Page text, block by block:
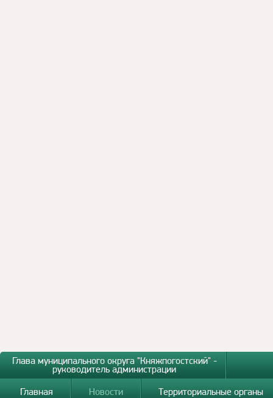
Глава муниципального округа "Княжпогостский" -
руководитель администрации
Главная
Новости Территориальные органы